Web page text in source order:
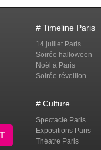
# Timeline Paris
14 juillet Paris
Soirée halloween
Noël à Paris
Soirée réveillon
# Culture
Spectacle Paris
Expositions Paris
Théatre Paris